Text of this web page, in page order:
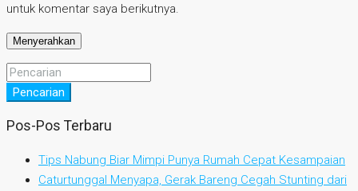
untuk komentar saya berikutnya.
Pencarian
Pos-Pos Terbaru
Tips Nabung Biar Mimpi Punya Rumah Cepat Kesampaian
Caturtunggal Menyapa, Gerak Bareng Cegah Stunting dari